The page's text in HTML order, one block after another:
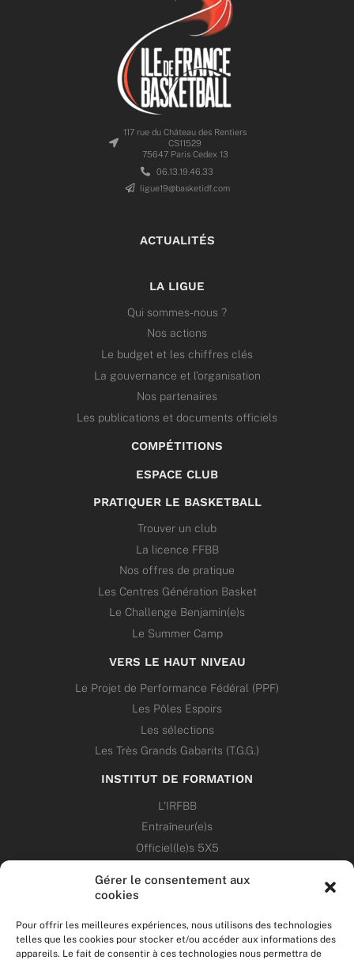
Gérer le consentement aux
cookies
Pour offrir les meilleures expériences, nous utilisons des technologies
telles que les cookies pour stocker et/ou accéder aux informations des
appareils. Le fait de consentir à ces technologies nous permettra de
117 rue du Château des Rentiers
CS11529
75647 Paris Cedex 13
06.13.19.46.33
ligue19@basketidf.com
ACTUALITÉS
LA LIGUE
Qui sommes-nous ?
Nos actions
Le budget et les chiffres clés
La gouvernance et l’organisation
Nos partenaires
Les publications et documents officiels
COMPÉTITIONS
ESPACE CLUB
PRATIQUER LE BASKETBALL
Trouver un club
La licence FFBB
Nos offres de pratique
Les Centres Génération Basket
Le Challenge Benjamin(e)s
Le Summer Camp
VERS LE HAUT NIVEAU
Le Projet de Performance Fédéral (PPF)
Les Pôles Espoirs
Les sélections
Les Très Grands Gabarits (T.G.G.)
INSTITUT DE FORMATION
L’IRFBB
Entraîneur(e)s
Officiel(le)s 5X5
ANNONCES